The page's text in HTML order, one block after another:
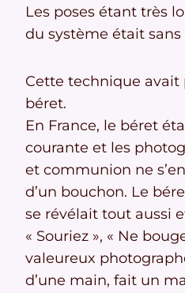
Les poses étant très
du système était sans
Cette technique avait
béret.
En France, le béret
courante et les
et communion ne
d’un bouchon. Le
se révélait tout aussi
« Souriez », « Ne
valeureux
d’une main, fait un